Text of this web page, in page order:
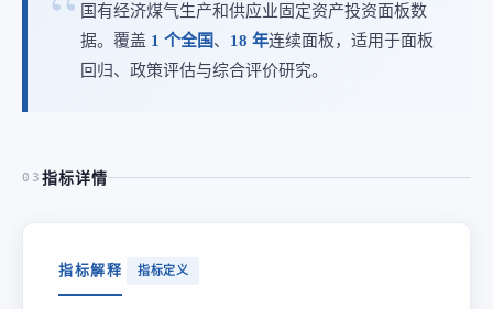
国有经济煤气生产和供应业固定资产投资面板数
据。覆盖 1 个全国、 18 年连续面板，适用于面板
回归、政策评估与综合评价研究。
03 指标详情
指标解释 指标定义